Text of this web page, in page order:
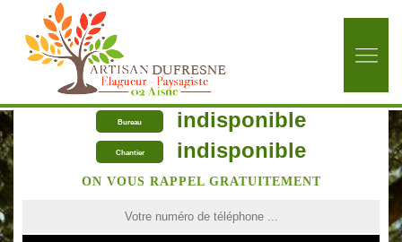
Bureau indisponible
Chantier indisponible
ON VOUS RAPPEL GRATUITEMENT